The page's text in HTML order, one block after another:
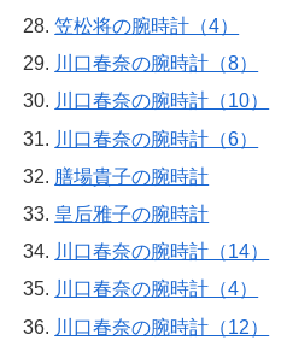
笠松将の腕時計（4）
川口春奈の腕時計（8）
川口春奈の腕時計（10）
川口春奈の腕時計（6）
膳場貴子の腕時計
皇后雅子の腕時計
川口春奈の腕時計（14）
川口春奈の腕時計（4）
川口春奈の腕時計（12）